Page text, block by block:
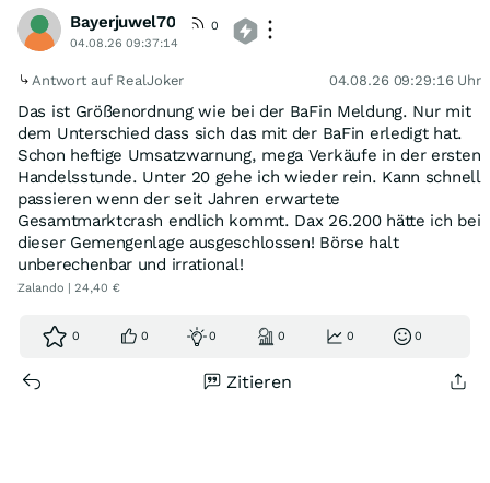
Bayerjuwel70
0
04.08.26 09:37:14
Antwort auf RealJoker 04.08.26 09:29:16 Uhr
Das ist Größenordnung wie bei der BaFin Meldung. Nur mit
dem Unterschied dass sich das mit der BaFin erledigt hat.
Schon heftige Umsatzwarnung, mega Verkäufe in der ersten
Handelsstunde. Unter 20 gehe ich wieder rein. Kann schnell
passieren wenn der seit Jahren erwartete
Gesamtmarktcrash endlich kommt. Dax 26.200 hätte ich bei
dieser Gemengenlage ausgeschlossen! Börse halt
unberechenbar und irrational!
Zalando | 24,40 €
0 0 0 0 0 0
Zitieren